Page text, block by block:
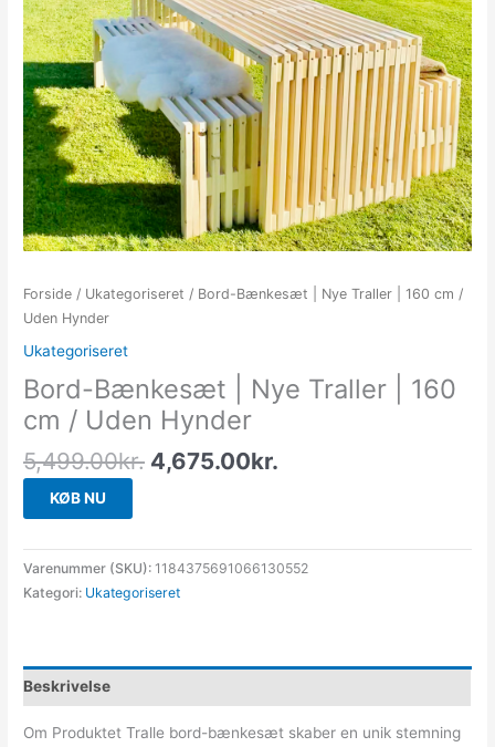
Forside / Ukategoriseret / Bord-Bænkesæt | Nye Traller | 160 cm /
Uden Hynder
Ukategoriseret
Bord-Bænkesæt | Nye Traller | 160
cm / Uden Hynder
5,499.00kr. 4,675.00kr.
KØB NU
Varenummer (SKU): 1184375691066130552
Kategori: Ukategoriseret
Beskrivelse
Om Produktet Tralle bord-bænkesæt skaber en unik stemning